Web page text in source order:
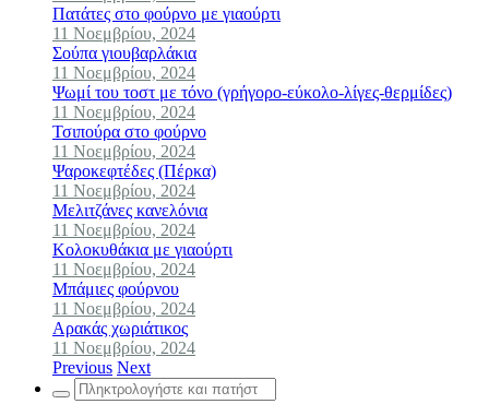
Πατάτες στο φούρνο με γιαούρτι
11 Νοεμβρίου, 2024
Σούπα γιουβαρλάκια
11 Νοεμβρίου, 2024
Ψωμί του τοστ με τόνο (γρήγορο-εύκολο-λίγες-θερμίδες)
11 Νοεμβρίου, 2024
Τσιπούρα στο φούρνο
11 Νοεμβρίου, 2024
Ψαροκεφτέδες (Πέρκα)
11 Νοεμβρίου, 2024
Μελιτζάνες κανελόνια
11 Νοεμβρίου, 2024
Κολοκυθάκια με γιαούρτι
11 Νοεμβρίου, 2024
Μπάμιες φούρνου
11 Νοεμβρίου, 2024
Αρακάς χωριάτικος
11 Νοεμβρίου, 2024
Previous Next
Search
for: